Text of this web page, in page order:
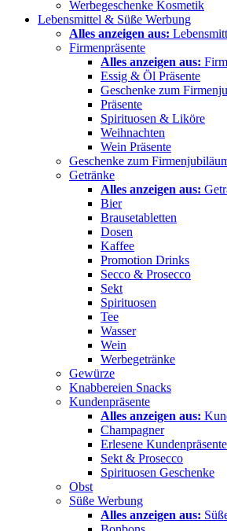
Werbegeschenke Kosmetik
Lebensmittel & Süße Werbung
Alles anzeigen aus:
Firmenpräsente
Alles anzeigen aus:
Essig & Öl Präsente
Geschenke zum
Präsente
Spirituosen & Liköre
Weihnachten
Wein Präsente
Geschenke zum
Getränke
Alles anzeigen aus:
Bier
Brausetabletten
Dosen
Kaffee
Promotion Drinks
Secco & Prosecco
Sekt
Spirituosen
Tee
Wasser
Wein
Werbegetränke
Gewürze
Knabbereien Snacks
Kundenpräsente
Alles anzeigen aus:
Champagner
Erlesene Kundenpräsente
Sekt & Prosecco
Spirituosen Geschenke
Obst
Süße Werbung
Alles anzeigen aus: